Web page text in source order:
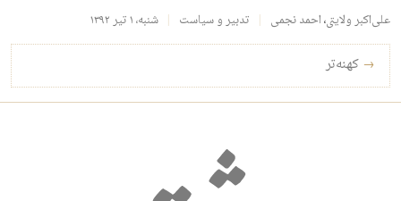
علی‌اکبر ولایتی،احمد نجمی تدبیر و سیاست شنبه، ۱ تیر ۱۳۹۲
راه‌بری نوشته‌ها
→ کهنه‌تر